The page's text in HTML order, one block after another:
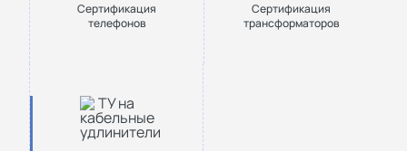
Сертификация
телефонов
Сертификация
трансформаторов